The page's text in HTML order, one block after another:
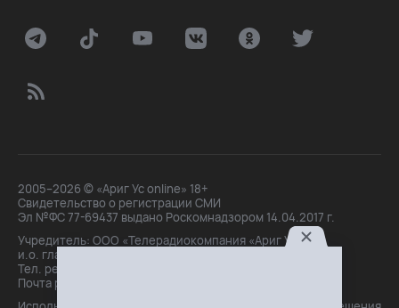
2005–2026 © «Ариг Ус online» 18+
Свидетельство о регистрации СМИ
Эл №ФС 77-69437 выдано Роскомнадзором 14.04.2017 г.
Учредитель: ООО «Телерадиокомпания «Ариг Ус»,
и.о. главного редактора: Маханова О.Б.
Тел. peдakции: +7(3012)21-30-14,
Почта peдakции: editor@arigus.tv